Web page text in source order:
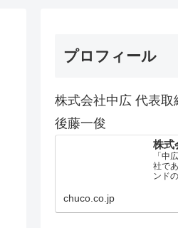
プロフィール
株式会社中広 代表取
後藤一俊
株式
「中
社で
ンド
chuco.co.jp